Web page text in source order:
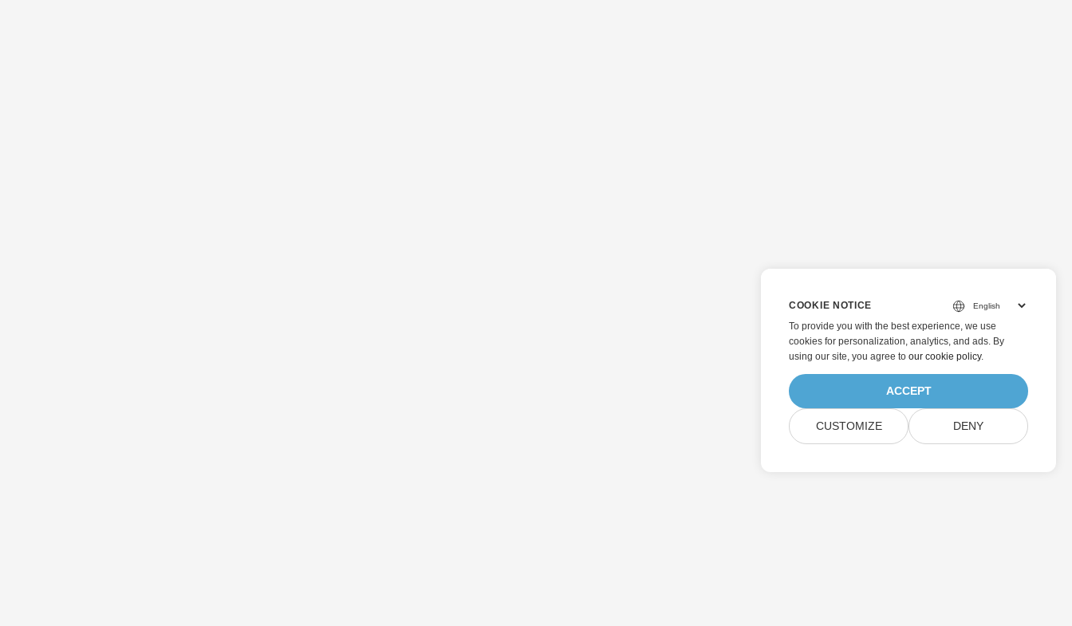
COOKIE NOTICE
To provide you with the best experience, we use
cookies for personalization, analytics, and ads. By
using our site, you agree to our cookie policy.
ACCEPT
CUSTOMIZE DENY